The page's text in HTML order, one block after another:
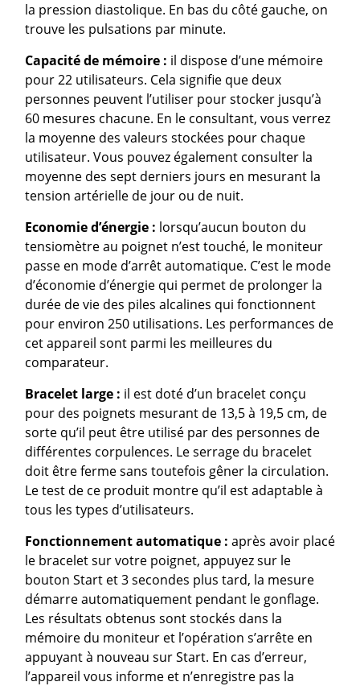
la pression diastolique. En bas du côté gauche, on
trouve les pulsations par minute.
Capacité de mémoire : il dispose d’une mémoire
pour 22 utilisateurs. Cela signifie que deux
personnes peuvent l’utiliser pour stocker jusqu’à
60 mesures chacune. En le consultant, vous verrez
la moyenne des valeurs stockées pour chaque
utilisateur. Vous pouvez également consulter la
moyenne des sept derniers jours en mesurant la
tension artérielle de jour ou de nuit.
Economie d’énergie : lorsqu’aucun bouton du
tensiomètre au poignet n’est touché, le moniteur
passe en mode d’arrêt automatique. C’est le mode
d’économie d’énergie qui permet de prolonger la
durée de vie des piles alcalines qui fonctionnent
pour environ 250 utilisations. Les performances de
cet appareil sont parmi les meilleures du
comparateur.
Bracelet large : il est doté d’un bracelet conçu
pour des poignets mesurant de 13,5 à 19,5 cm, de
sorte qu’il peut être utilisé par des personnes de
différentes corpulences. Le serrage du bracelet
doit être ferme sans toutefois gêner la circulation.
Le test de ce produit montre qu’il est adaptable à
tous les types d’utilisateurs.
Fonctionnement automatique : après avoir placé
le bracelet sur votre poignet, appuyez sur le
bouton Start et 3 secondes plus tard, la mesure
démarre automatiquement pendant le gonflage.
Les résultats obtenus sont stockés dans la
mémoire du moniteur et l’opération s’arrête en
appuyant à nouveau sur Start. En cas d’erreur,
l’appareil vous informe et n’enregistre pas la